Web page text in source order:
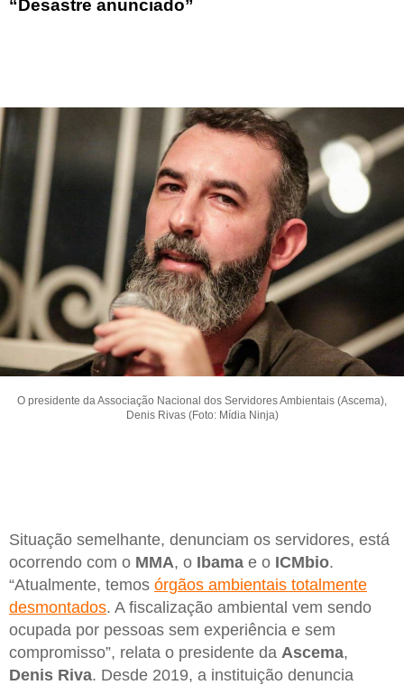
“Desastre anunciado”
O presidente da Associação Nacional dos Servidores Ambientais (Ascema),
Denis Rivas (Foto: Mídia Ninja)
Situação semelhante, denunciam os servidores, está
ocorrendo com o MMA, o Ibama e o ICMbio.
“Atualmente, temos órgãos ambientais totalmente
desmontados. A fiscalização ambiental vem sendo
ocupada por pessoas sem experiência e sem
compromisso”, relata o presidente da Ascema,
Denis Riva. Desde 2019, a instituição denuncia